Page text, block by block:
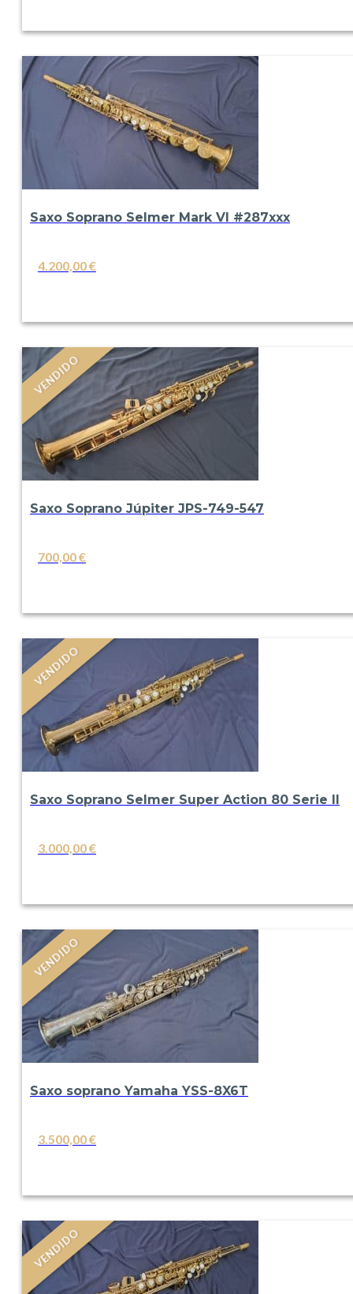
Saxo Soprano Selmer Mark VI #287xxx
4.200,00€
Saxo Soprano Júpiter JPS-749-547
700,00€
VENDIDO
Saxo Soprano Selmer Super Action 80 Serie II
3.000,00€
VENDIDO
Saxo soprano Yamaha YSS-8X6T
3.500,00€
VENDIDO
VENDIDO